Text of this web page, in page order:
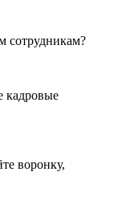
сотрудникам?
кадровые
воронку,